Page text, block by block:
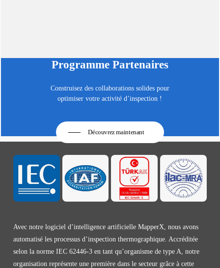
Programme Partenaires
Construisez des collaborations solides pour
optimiser votre activité d’inspection !
Découvrez maintenant
Avec notre logiciel d’intelligence artificielle MapperX, nous avons
automatisé les processus d’inspection thermographique. Accréditée
selon la norme IEC 62446-3 en tant qu’organisme de type A, notre
organisation représente une première dans le secteur grâce à cette